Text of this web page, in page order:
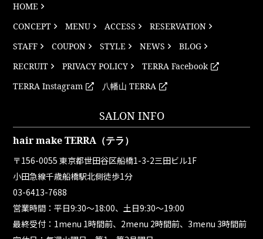
HOME
CONCEPT
MENU ACCESS
RESERVATION
STAFF
COUPON STYLE NEWS
BLOG
RECRUIT
PRIVACY POLICY
TERRA Facebook
TERRA Instagram
八幡山 TERRA
SALON INFO
hair make TERRA（テラ）
〒156-0055 東京都世田谷区船橋1-3-2三田ビル1F
小田急線千歳船橋駅北側徒歩1分
03-6413-7688
営業時間：平日9:30～18:00、土日9:30～19:00
最終受付：1menu 1時間前、2menu 2時間前、3menu 3時間前